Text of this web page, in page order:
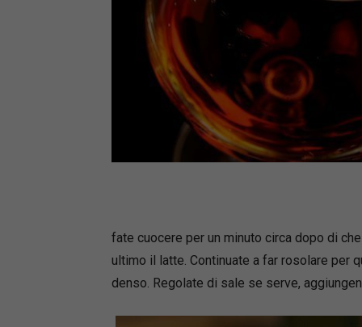
fate cuocere per un minuto circa dopo di
ultimo il latte. Continuate a far rosolare per
denso. Regolate di sale se serve,